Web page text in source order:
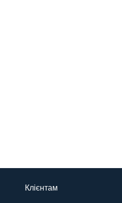
Клієнтам